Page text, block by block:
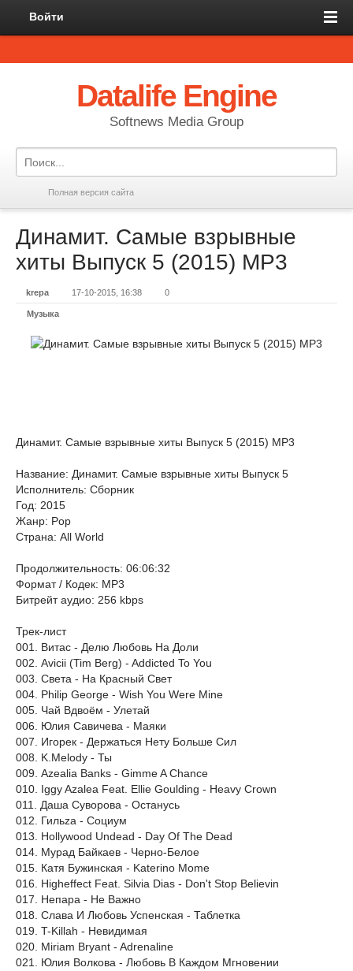
Войти
Datalife Engine
Softnews Media Group
Полная версия сайта
Динамит. Самые взрывные
хиты Выпуск 5 (2015) MP3
krepa 17-10-2015, 16:38 0
Музыка
Динамит. Самые взрывные хиты Выпуск 5 (2015) MP3
Название: Динамит. Самые взрывные хиты Выпуск 5
Исполнитель: Сборник
Год: 2015
Жанр: Pop
Страна: All World
Продолжительность: 06:06:32
Формат / Кодек: MP3
Битрейт аудио: 256 kbps
Трек-лист
001. Витас - Делю Любовь На Доли
002. Avicii (Tim Berg) - Addicted To You
003. Света - На Красный Свет
004. Philip George - Wish You Were Mine
005. Чай Вдвоём - Улетай
006. Юлия Савичева - Маяки
007. Игорек - Держаться Нету Больше Сил
008. K.Melody - Ты
009. Azealia Banks - Gimme A Chance
010. Iggy Azalea Feat. Ellie Goulding - Heavy Crown
011. Даша Суворова - Останусь
012. Гильzа - Социум
013. Hollywood Undead - Day Of The Dead
014. Мурад Байкаев - Черно-Белое
015. Катя Бужинская - Katerino Mome
016. Higheffect Feat. Silvia Dias - Don't Stop Believin
017. Непара - Не Важно
018. Слава И Любовь Успенская - Таблетка
019. T-Killah - Невидимая
020. Miriam Bryant - Adrenaline
021. Юлия Волкова - Любовь В Каждом Мгновении